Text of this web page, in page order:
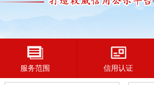
服务范围 信用认证